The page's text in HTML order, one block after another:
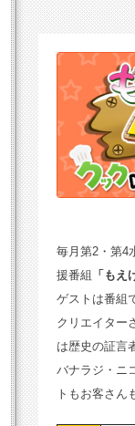
毎月第2・第4
援番組 「もえ
ゲストは番組
クリエイター
は歴史の証言
バナラジ・ニ
トもお客さん